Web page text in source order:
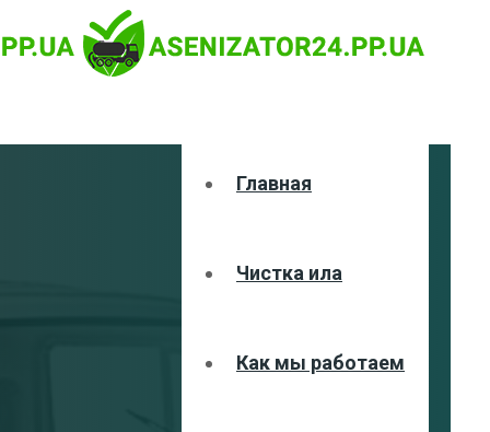
Главная
Чистка ила
Как мы работаем